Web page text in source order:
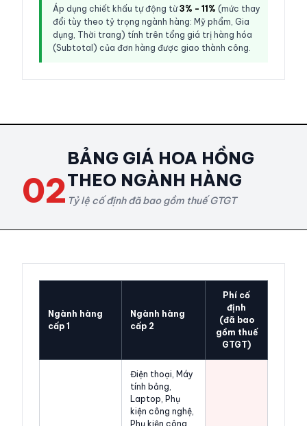
Áp dụng chiết khấu tự động từ3% - 11% (mức thay
đổi tùy theo tỷ trọng ngành hàng: Mỹ phẩm, Gia
dụng, Thời trang) tính trên tổng giá trị hàng hóa
(Subtotal) của đơn hàng được giao thành công.
02
BẢNG GIÁ HOA HỒNG
THEO NGÀNH HÀNG
Tỷ lệ cố định đã bao gồm thuế GTGT
Ngành hàng
cấp 1
Ngành hàng
cấp 2
Phí cố
định
(đã bao
gồm thuế
GTGT)
Điện thoại, Máy
tính bảng,
Laptop, Phụ
kiện công nghệ,
Phụ kiện công